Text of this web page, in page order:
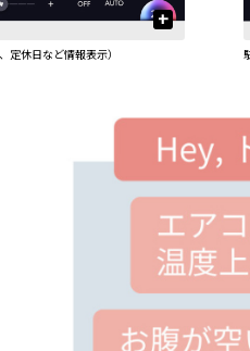
+
定休日など情報表示）